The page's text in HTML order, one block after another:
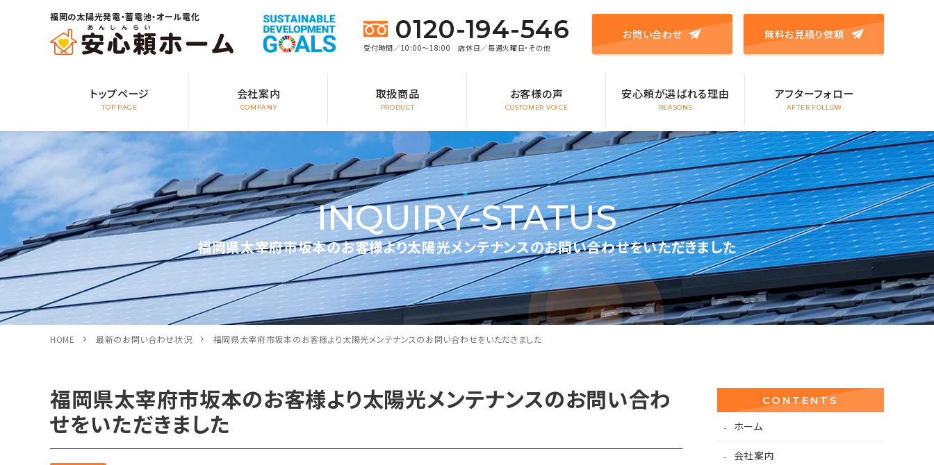
福岡の太陽光発電・蓄電池・オール電化 0120-194-546
受付時間／10:00～18:00 店休日／毎週火曜日・その他
お問い合わせ 無料お見積り依頼
トップページ
TOP PAGE
会社案内
COMPANY
取扱商品
PRODUCT
お客様の声
CUSTOMER VOICE
安心頼が選ばれる理由
REASONS
アフターフォロー
AFTER FOLLOW
INQUIRY-STATUS
福岡県太宰府市坂本のお客様より太陽光メンテナンスのお問い合わせをいただきました
HOME 最新のお問い合わせ状況 福岡県太宰府市坂本のお客様より太陽光メンテナンスのお問い合わせをいただきました
福岡県太宰府市坂本のお客様より太陽光メンテナンスのお問い合わ
せをいただきました
CONTENTS
ホーム
会社案内